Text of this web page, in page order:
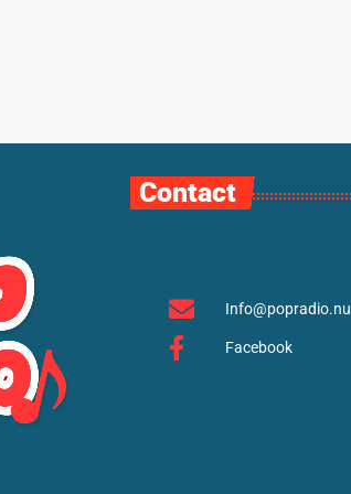
Contact
Info@popradio.nu
Facebook